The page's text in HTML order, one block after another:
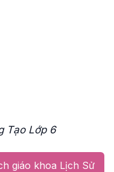
Tạo Lớp 6
giáo khoa Lịch Sử